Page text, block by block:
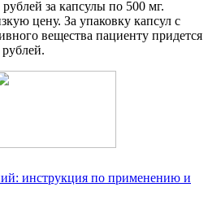
за капсулы по 500 мг.
цену. За упаковку капсул с
вещества пациенту придется
инструкция по применению и